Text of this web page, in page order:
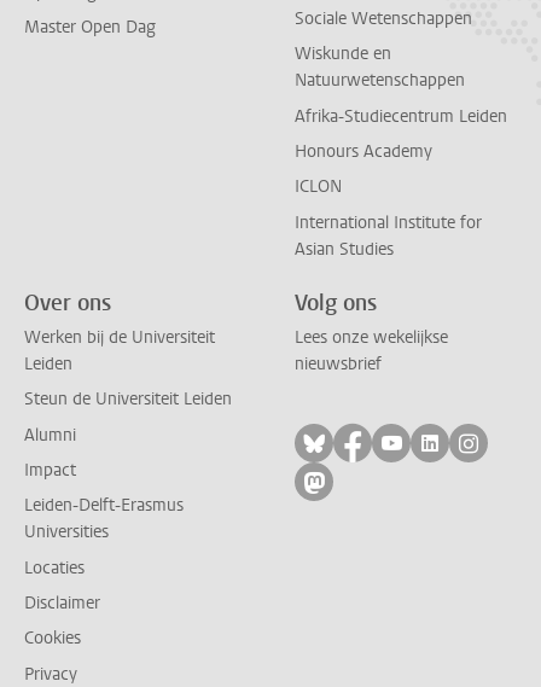
Master Open Dag
Sociale Wetenschappen
Wiskunde en
Natuurwetenschappen
Afrika-Studiecentrum Leiden
Honours Academy
ICLON
International Institute for
Asian Studies
Over ons
Werken bij de Universiteit
Leiden
Steun de Universiteit Leiden
Alumni
Impact
Leiden-Delft-Erasmus
Universities
Locaties
Disclaimer
Cookies
Privacy
Volg ons
Lees onze wekelijkse
nieuwsbrief
Volg ons op bluesky
Volg ons op
Volg ons op
Volg ons
Volg
Volg ons op mastodon